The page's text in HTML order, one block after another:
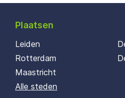
Plaatsen
Leiden
Rotterdam
Maastricht
Alle steden